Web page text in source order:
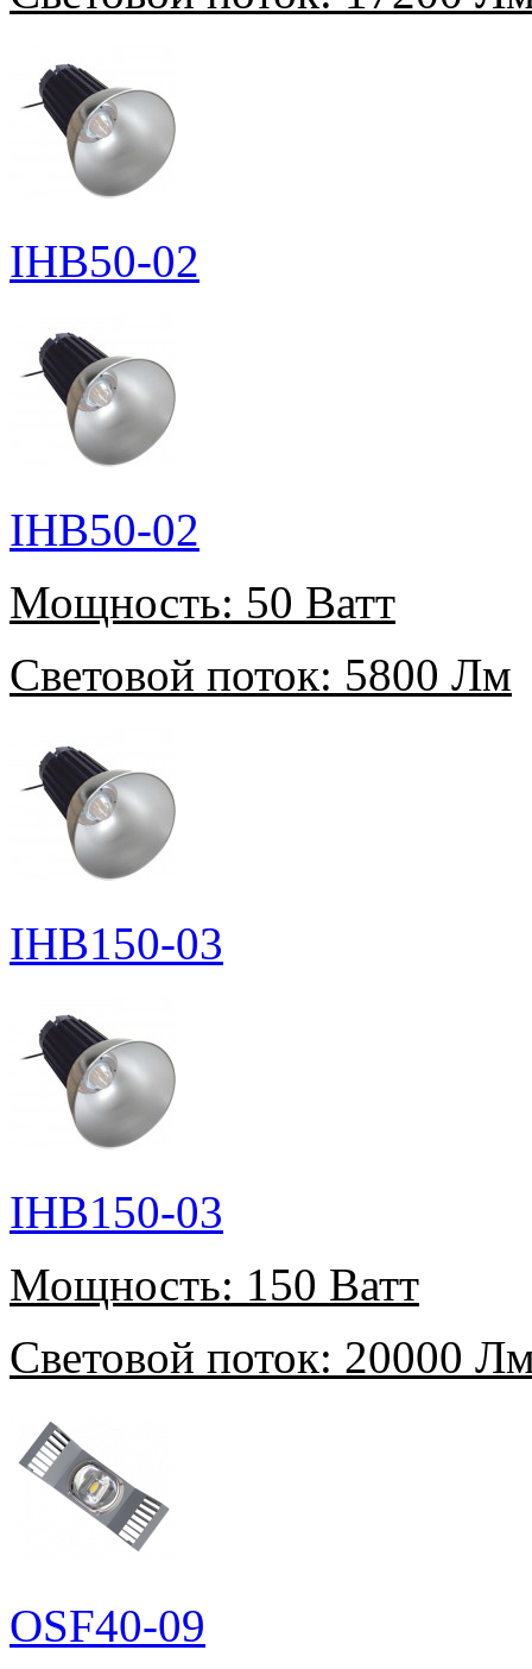
IHB50-02
IHB50-02
Мощность: 50 Ватт
Световой поток: 5800 Лм
IHB150-03
IHB150-03
Мощность: 150 Ватт
Световой поток: 20000
OSF40-09